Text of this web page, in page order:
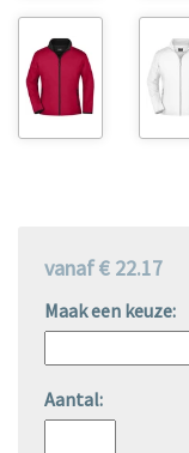
vanaf € 22.17
Maak een keuze:
Aantal: